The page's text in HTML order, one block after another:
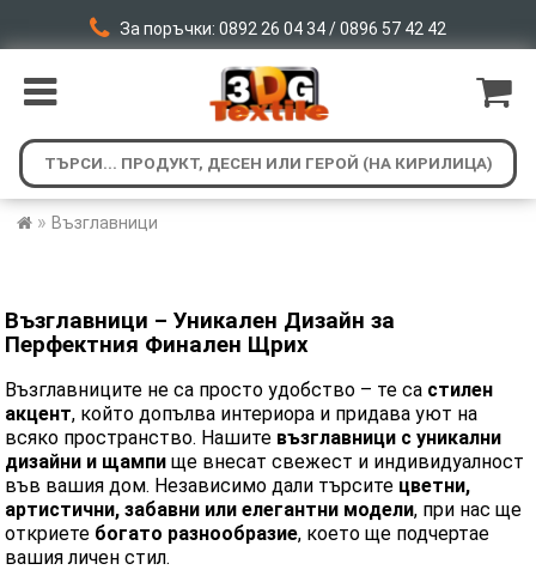
За поръчки: 0892 26 04 34 / 0896 57 42 42
» Възглавници
Възглавници – Уникален Дизайн за
Перфектния Финален Щрих
Възглавниците не са просто удобство – те са стилен
акцент, който допълва интериора и придава уют на
всяко пространство. Нашите възглавници с уникални
дизайни и щампи ще внесат свежест и индивидуалност
във вашия дом. Независимо дали търсите цветни,
артистични, забавни или елегантни модели, при нас ще
откриете богато разнообразие, което ще подчертае
вашия личен стил.